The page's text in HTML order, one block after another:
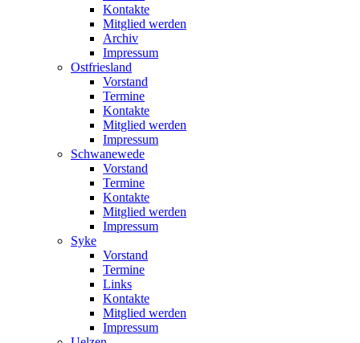
Kontakte
Mitglied werden
Archiv
Impressum
Ostfriesland
Vorstand
Termine
Kontakte
Mitglied werden
Impressum
Schwanewede
Vorstand
Termine
Kontakte
Mitglied werden
Impressum
Syke
Vorstand
Termine
Links
Kontakte
Mitglied werden
Impressum